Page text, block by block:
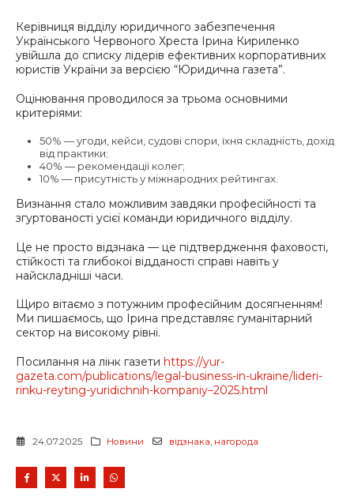
Керівниця відділу юридичного забезпечення
Українського Червоного Хреста Ірина Кириленко
увійшла до списку лідерів ефективних корпоративних
юристів України за версією “Юридична газета”.
Оцінювання проводилося за трьома основними
критеріями:
50% — угоди, кейси, судові спори, їхня складність, дохід
від практики;
40% — рекомендації колег;
10% — присутність у міжнародних рейтингах.
Визнання стало можливим завдяки професійності та
згуртованості усієї команди юридичного відділу.
Це не просто відзнака — це підтвердження фаховості,
стійкості та глибокої відданості справі навіть у
найскладніші часи.
Щиро вітаємо з потужним професійним досягненням!
Ми пишаємось, що Ірина представляє гуманітарний
сектор на високому рівні.
Посилання на лінк газети https://yur-
gazeta.com/publications/legal-business-in-ukraine/lideri-
rinku-reyting-yuridichnih-kompaniy–2025.html
24.07.2025 Новини відзнака, нагорода